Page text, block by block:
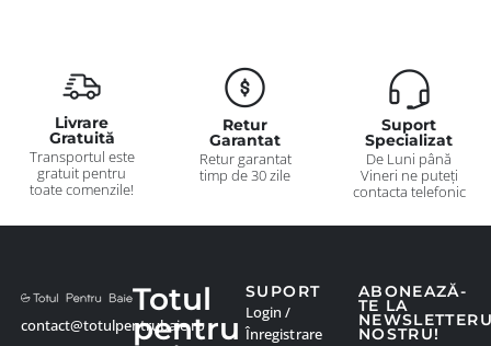
Livrare
Gratuită
Transportul este
gratuit pentru
toate comenzile!
Retur
Garantat
Retur garantat
timp de 30 zile
Suport
Specializat
De Luni până
Vineri ne puteți
contacta telefonic
contact@totulpentrubaie.ro
ABONEAZĂ-
TE LA
NOSTRU!
Totul
pentru
SUPORT
Login /
Înregistrare